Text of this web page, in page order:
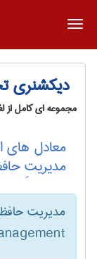
دیکشنری
مجموعه ای کامل
معادل های
مدیریتِ
مدیریت